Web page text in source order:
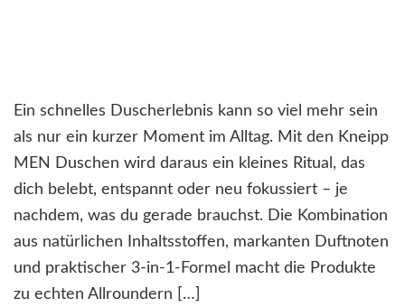
Ein schnelles Duscherlebnis kann so viel mehr sein
als nur ein kurzer Moment im Alltag. Mit den Kneipp
MEN Duschen wird daraus ein kleines Ritual, das
dich belebt, entspannt oder neu fokussiert – je
nachdem, was du gerade brauchst. Die Kombination
aus natürlichen Inhaltsstoffen, markanten Duftnoten
und praktischer 3-in-1-Formel macht die Produkte
zu echten Allroundern […]